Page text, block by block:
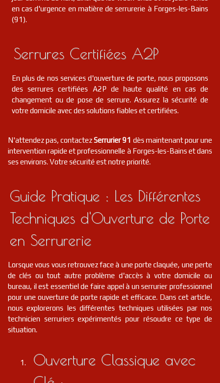
en cas d'urgence en matière de serrurerie à Forges-les-Bains
(91).
Serrures Certifiées A2P
En plus de nos services d'ouverture de porte, nous proposons
des serrures certifiées A2P de haute qualité en cas de
changement ou de pose de serrure. Assurez la sécurité de
votre domicile avec des solutions fiables et certifiées.
N'attendez pas, contactezSerrurier 91 dès maintenant pour une
intervention rapide et professionnelle à Forges-les-Bains et dans
ses environs. Votre sécurité est notre priorité.
Guide Pratique : Les Différentes
Techniques d'Ouverture de Porte
en Serrurerie
Lorsque vous vous retrouvez face à une porte claquée, une perte
de clés ou tout autre problème d'accès à votre domicile ou
bureau, il est essentiel de faire appel à un serrurier professionnel
pour une ouverture de porte rapide et efficace. Dans cet article,
nous explorerons les différentes techniques utilisées par nos
technicien serruriers expérimentés pour résoudre ce type de
situation.
Ouverture Classique avec